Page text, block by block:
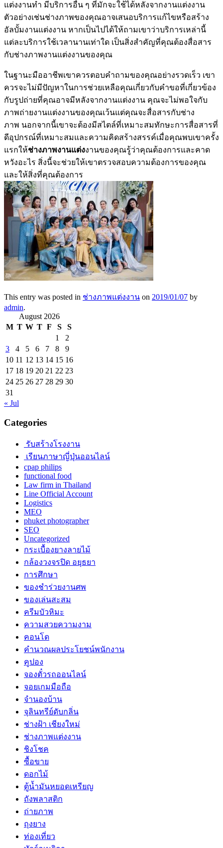
แต่งงานทำ มีบริการอื่น ๆ ที่มักจะใช้ได้หลังจากงานแต่งงาน
ตัวอย่างเช่นช่างภาพของคุณอาจเสนอบริการแก้ไขหรือสร้าง
อัลบั้มงานแต่งงาน หากเป็นไปได้ให้ถามเขาว่าบริการเหล่านี้
แต่ละบริการใช้เวลานานเท่าใด เป็นสิ่งสำคัญที่คุณต้องสื่อสาร
กับช่างภาพงานแต่งงานของคุณ
ในฐานะมืออาชีพเขาควรตอบคำถามของคุณอย่างรวดเร็ว เขา
ควรจะไม่มีปัญหาในการช่วยเหลือคุณเกี่ยวกับคำขอที่เกี่ยวข้อง
กับรูปถ่ายที่คุณอาจมีหลังจากงานแต่งงาน คุณจะไม่พอใจกับ
ภาพถ่ายงานแต่งงานของคุณเว้นแต่คุณจะสื่อสารกับช่าง
ภาพ นอกจากนี้เขาจะต้องมีสไตล์ที่เหมาะสมทักษะการสื่อสารที่
ดีอุปกรณ์ที่เหมาะสมและความคิดสร้างสรรค์เมื่อคุณพบเขาครั้ง
แรกให้ช่างภาพงานแต่งงานของคุณรู้ว่าคุณต้องการและคาด
หวังอะไร สิ่งนี้จะช่วยให้เขาตรวจสอบความต้องการของคุณ
และให้สิ่งที่คุณต้องการ
This entry was posted in ช่างภาพแต่งงาน on 2019/01/07 by
admin.
August 2026
M T W T F S
S
1
2
3
4 5 6 7 8
9
10 11 12 13 14 15 16
17 18 19 20 21 22 23
24 25 26 27 28 29 30
31
« Jul
Categories
รับสร้างโรงงาน
เรียนภาษาญี่ปุ่นออนไลน์
cpap philips
functional food
Law firm in Thailand
Line Official Account
Logistics
MEO
phuket photographer
SEO
Uncategorized
กระเบื้องยางลายไม้
กล้องวงจรปิด อยุธยา
การศึกษา
ของชำร่วยงานศพ
ของเล่นสะสม
ครีมบัวหิมะ
ความสวยความงาม
คอนโด
คำนวณผลประโยชน์พนักงาน
คูปอง
จองตั๋วรถออนไลน์
จอยเกมมือถือ
จำนองบ้าน
จุลินทรีย์ดับกลิ่น
ช่างฝ้า เชียงใหม่
ช่างภาพแต่งงาน
ชิงโชค
ซื้อขาย
ดอกไม้
ตู้น้ำมันหยอดเหรียญ
ถังพลาสติก
ถ่ายภาพ
ถุงยาง
ท่องเที่ยว